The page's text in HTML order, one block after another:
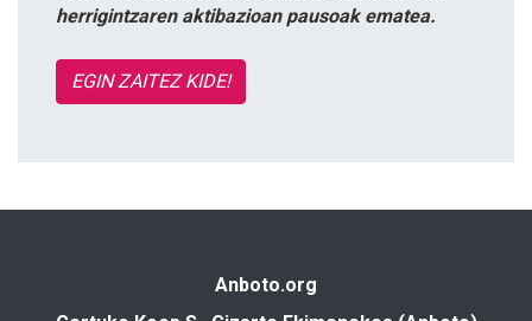
herrigintzaren aktibazioan pausoak ematea.
EGIN ZAITEZ KIDE!
Anboto.org